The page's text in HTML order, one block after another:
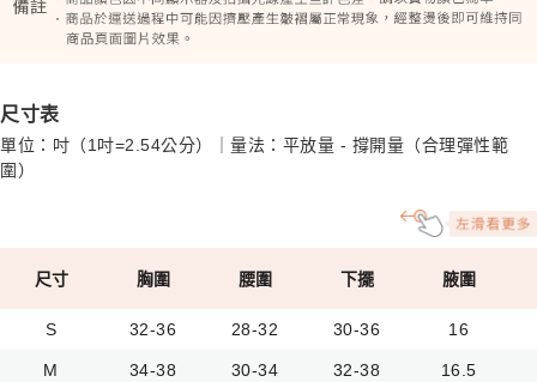
尺寸表
單位：吋（1吋=2.54公分）｜量法：平放量 - 撐開量（合理彈性範
圍）
尺寸 胸圍 腰圍 下擺 腋圍
S 32-36 28-32 30-36 16
M 34-38 30-34 32-38 16.5